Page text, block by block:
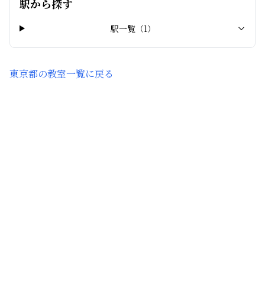
駅から探す
駅一覧（1）
東京都の教室一覧に戻る